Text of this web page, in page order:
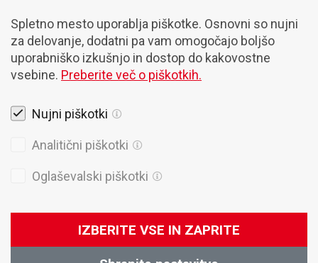
© 2026 Domel Produkcija:Creatim
Spletno mesto uporablja piškotke. Osnovni so nujni
za delovanje, dodatni pa vam omogočajo boljšo
uporabniško izkušnjo in dostop do kakovostne
vsebine. Preberite več o piškotkih.
Nujni piškotki
Analitični piškotki
Oglaševalski piškotki
IZBERITE VSE IN ZAPRITE